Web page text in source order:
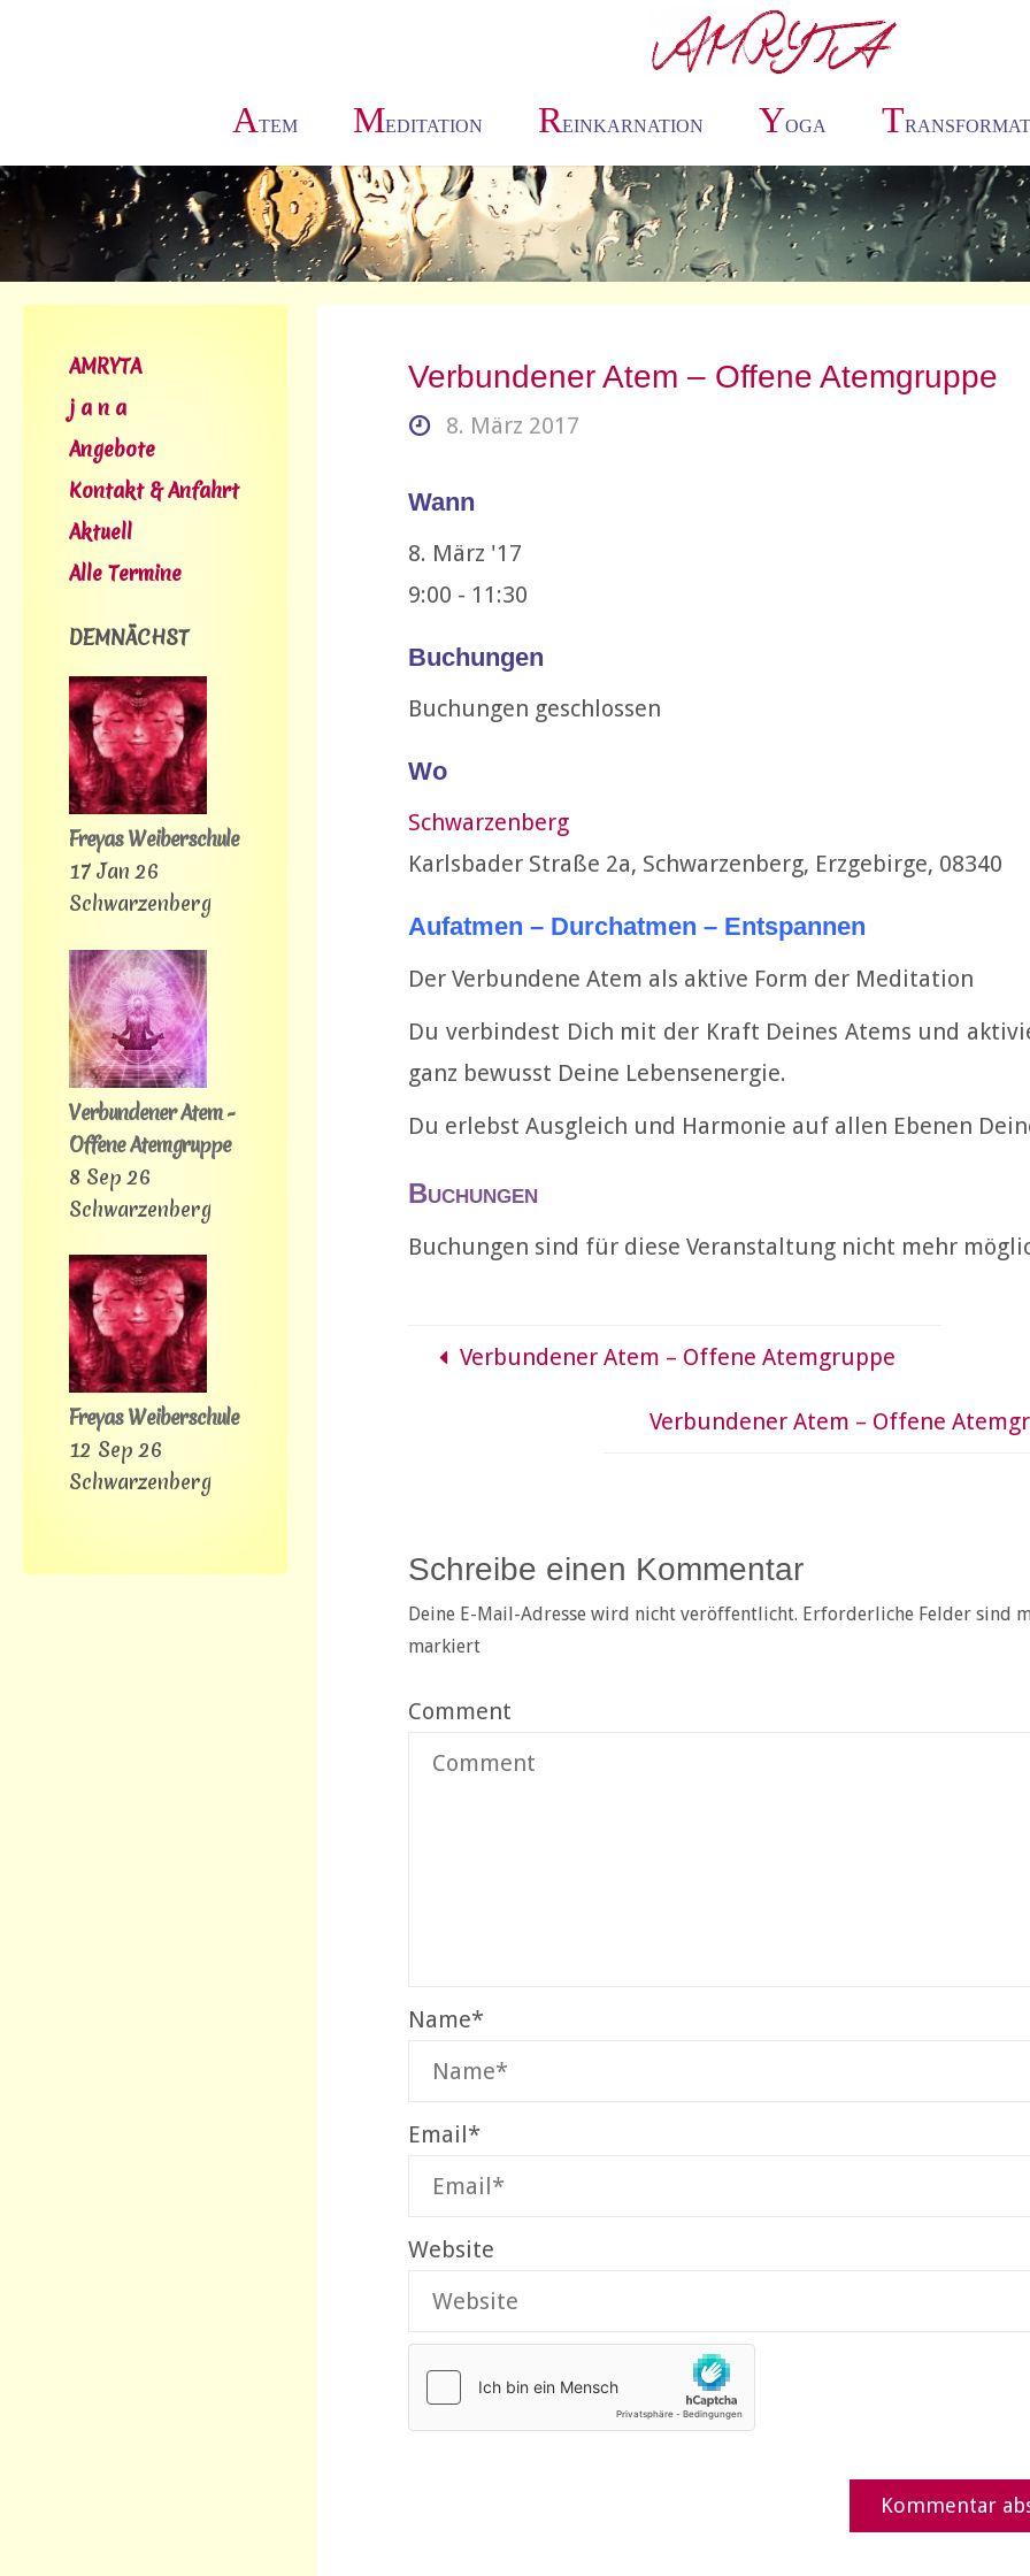
ATEM MEDITATION REINKARNATION YOGA T
Verbundener Atem – Offene Atemgruppe
8. März 2017
Wann
8. März '17
9:00 - 11:30
Buchungen
Buchungen geschlossen
Wo
Schwarzenberg
Karlsbader Straße 2a, Schwarzenberg, Erzgebirge, 08340
Aufatmen – Durchatmen – Entspannen
Der Verbundene Atem als aktive Form der Meditation
Du verbindest Dich mit der Kraft Deines Atems und
ganz bewusst Deine Lebensenergie.
Du erlebst Ausgleich und Harmonie auf allen Ebenen
Buchungen
Buchungen sind für diese Veranstaltung nicht mehr
Verbundener Atem – Offene Atemgruppe
Verbundener Atem – Offene
Schreibe einen Kommentar
Deine E-Mail-Adresse wird nicht veröffentlicht. Erforderliche Felder sind
markiert
Comment
Name*
Email*
Website
AMRYTA
j a n a
Angebote
Kontakt & Anfahrt
Aktuell
Alle Termine
DEMNÄCHST
Freyas Weiberschule
17 Jan 26
Schwarzenberg
Verbundener Atem -
Offene Atemgruppe
8 Sep 26
Schwarzenberg
Freyas Weiberschule
12 Sep 26
Schwarzenberg